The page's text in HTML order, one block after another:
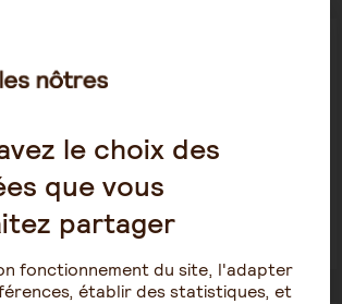
2026 18:32
le choix des
que vous
partager
fonctionnement du site, l'adapter
établir des statistiques, et